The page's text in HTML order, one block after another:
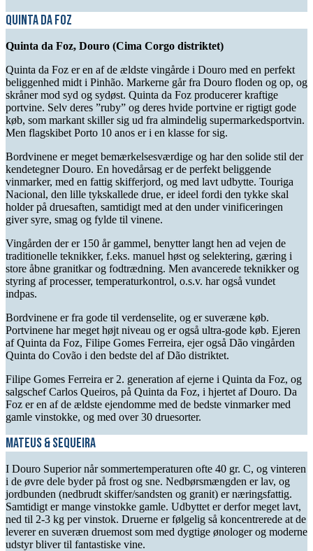
Quinta da Foz
Quinta da Foz, Douro (Cima Corgo distriktet)
Quinta da Foz eren af de ældste vingårde i Douro med en perfekt
beliggenhed midt i Pinhão. Markerne går fra Douro floden og op, og
skråner mod syd og sydøst. Quinta da Foz producerer kraftige
portvine. Selv deres ”ruby” og deres hvide portvine er rigtigt gode
køb, som markant skiller sig ud fra almindelig supermarkedsportvin.
Men flagskibet Porto 10 anos er i en klasse for sig.
Bordvinene er meget bemærkelsesværdige og har den solide stil der
kendetegner Douro. En hovedårsag er de perfekt beliggende
vinmarker, med en fattig skifferjord, og med lavt udbytte. Touriga
Nacional, den lille tykskallede drue, er ideel fordi den tykke skal
holder på druesaften, samtidigt med at den undervinificeringen
giver syre, smag og fylde til vinene.
Vingården derer 150 år gammel, benytter langt hen ad vejen de
traditionelle teknikker, f.eks. manuel høst og selektering, gæring i
store åbne granitkar og fodtrædning. Men avancerede teknikker og
styring af processer, temperaturkontrol, o.s.v. har også vundet
indpas.
Bordvinene er fra gode til verdenselite, og er suveræne køb.
Portvinene har meget højt niveau og erogså ultra-gode køb. Ejeren
afQuinta da Foz, Filipe Gomes Ferreira, ejer også Dão vingården
Quinta do Covão i den bedste del af Dão distriktet.
Filipe Gomes Ferreira er 2. generation af ejerne i Quinta da Foz, og
salgschef Carlos Queiros, på Quinta da Foz, i hjertet af Douro. Da
Foz er en af de ældste ejendomme med de bedste vinmarker med
gamle vinstokke, og med over 30 druesorter.
Mateus & Sequeira
I Douro Superiornår sommertemperaturen ofte 40 gr. C, og vinteren
i de øvre dele byder på frost og sne. Nedbørsmængden erlav, og
jordbunden (nedbrudt skiffer/sandsten og granit) er næringsfattig.
Samtidigt er mange vinstokke gamle. Udbyttet er derfor meget lavt,
ned til 2-3 kg pervinstok. Druerne erfølgelig så koncentrerede at de
leverer en suveræn druemost som med dygtige ønologer og moderne
udstyr bliver til fantastiske vine.